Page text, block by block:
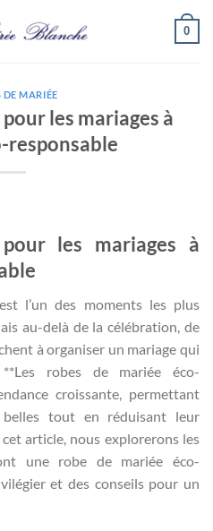
0
DE MARIÉE
les mariages à
responsable
les mariages à
l’un des moments les plus
au-delà de la célébration, de
à organiser un mariage qui
**Les robes de mariée éco-
croissante, permettant
tout en réduisant leur
article, nous explorerons les
une robe de mariée éco-
et des conseils pour un